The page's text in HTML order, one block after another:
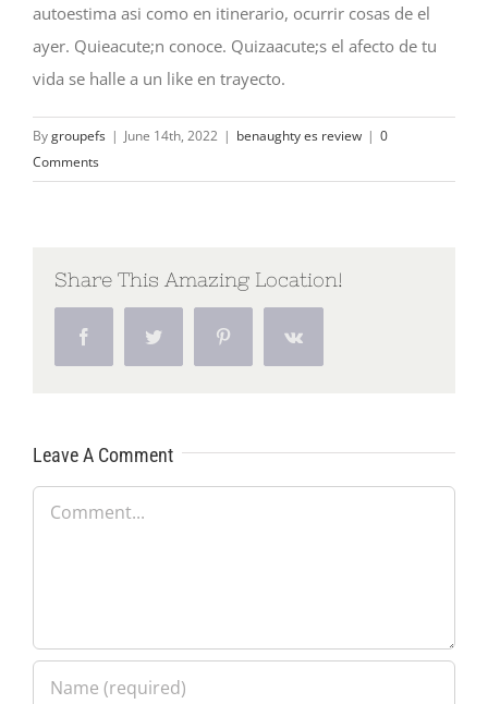
autoestima asi­ como en itinerario, ocurrir cosas de el
ayer. Quieacute;n conoce. Quizaacute;s el afecto de tu
vida se halle a un like en trayecto.
Bygroupefs | June 14th, 2022 | benaughty es review | 0
Comments
Share This Amazing Location!
Facebook Pinterest Vk
Leave A Comment
Comment